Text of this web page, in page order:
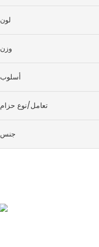
لون
وزن
أسلوب
تعامل/نوع حزام
جنس